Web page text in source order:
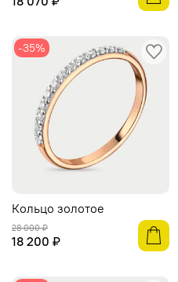
-35%
Кольцо золотое
28 000 ₽
18 200 ₽